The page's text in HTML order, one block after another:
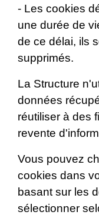
- Les cookies
une durée de
de ce délai, ils
supprimés.
La Structure
données
réutiliser à des
revente
Vous pouvez
cookies dans
basant sur les
sélectionner